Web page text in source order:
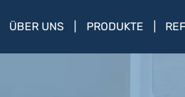
ÜBER UNS PRODUKTE